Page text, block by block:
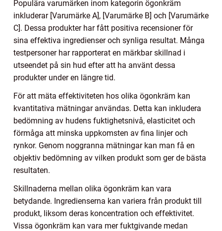
Populära varumärken inom kategorin ögonkräm
inkluderar [Varumärke A], [Varumärke B] och [Varumärke
C]. Dessa produkter har fått positiva recensioner för
sina effektiva ingredienser och synliga resultat. Många
testpersoner har rapporterat en märkbar skillnad i
utseendet på sin hud efter att ha använt dessa
produkter under en längre tid.
För att mäta effektiviteten hos olika ögonkräm kan
kvantitativa mätningar användas. Detta kan inkludera
bedömning av hudens fuktighetsnivå, elasticitet och
förmåga att minska uppkomsten av fina linjer och
rynkor. Genom noggranna mätningar kan man få en
objektiv bedömning av vilken produkt som ger de bästa
resultaten.
Skillnaderna mellan olika ögonkräm kan vara
betydande. Ingredienserna kan variera från produkt till
produkt, liksom deras koncentration och effektivitet.
Vissa ögonkräm kan vara mer fuktgivande medan